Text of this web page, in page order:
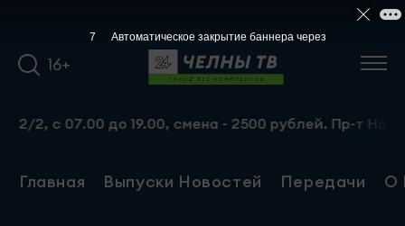
16+
с 07.00 до 19.00, смена - 2500 рублей. Пр-т
Главная Выпуски Новостей Передачи О
6 Автоматическое закрытие баннера через